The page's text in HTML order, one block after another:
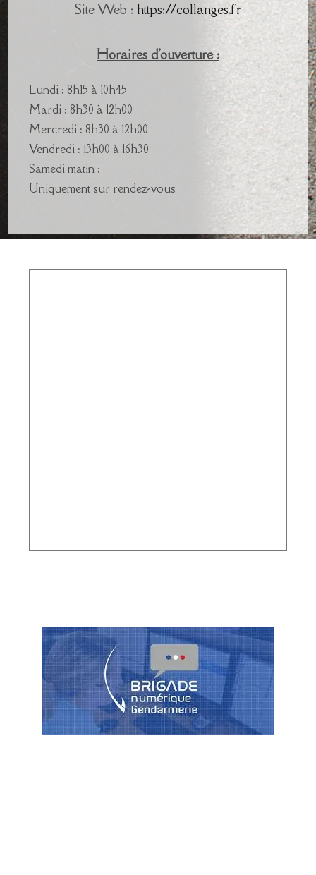
Site Web : https://collanges.fr
Horaires d'ouverture :
Lundi : 8h15 à 10h45
Mardi : 8h30 à 12h00
Mercredi : 8h30 à 12h00
Vendredi : 13h00 à 16h30
Samedi matin :
Uniquement sur rendez-vous